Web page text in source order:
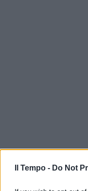
Il Tempo - Do Not
In evidenza